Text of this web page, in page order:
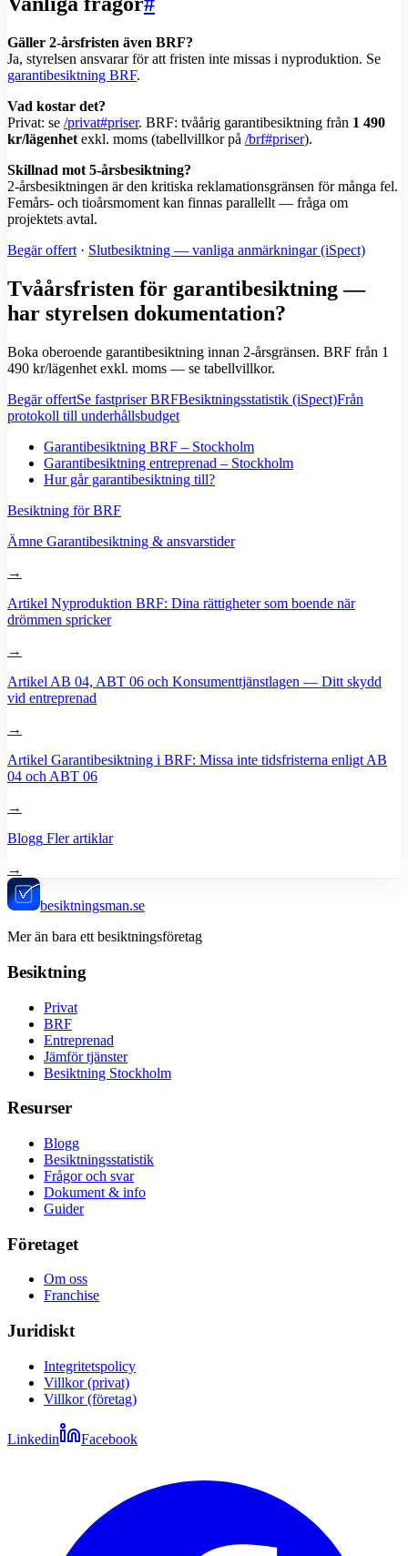
Gäller 2-årsfristen även BRF?
Ja, styrelsen ansvarar för att fristen inte missas i nyproduktion. Se
garantibesiktning BRF.
Vad kostar det?
Privat: se /privat#priser. BRF: tvåårig garantibesiktning från 1 490
kr/lägenhet exkl. moms (tabellvillkor på /brf#priser).
Skillnad mot 5-årsbesiktning?
2-årsbesiktningen är den kritiska reklamationsgränsen för många fel.
Femårs- och tioårsmoment kan finnas parallellt — fråga om
projektets avtal.
Begär offert · Slutbesiktning — vanliga anmärkningar (iSpect)
Tvåårsfristen för garantibesiktning —
har styrelsen dokumentation?
Boka oberoende garantibesiktning innan 2-årsgränsen. BRF från 1
490 kr/lägenhet exkl. moms — se tabellvillkor.
Begär offertSe fastpriser BRFBesiktningsstatistik (iSpect)Från
protokoll till underhållsbudget
Garantibesiktning BRF – Stockholm
Garantibesiktning entreprenad – Stockholm
Hur går garantibesiktning till?
Besiktning för BRF
Ämne Garantibesiktning & ansvarstider
→
Artikel Nyproduktion BRF: Dina rättigheter som boende när
drömmen spricker
→
Artikel AB 04, ABT 06 och Konsumenttjänstlagen — Ditt skydd
vid entreprenad
→
Artikel Garantibesiktning i BRF: Missa inte tidsfristerna enligt AB
04 och ABT 06
→
Blogg Fler artiklar
→
besiktningsman.se
Mer än bara ett besiktningsföretag
Besiktning
Privat
BRF
Entreprenad
Jämför tjänster
Besiktning Stockholm
Resurser
Blogg
Besiktningsstatistik
Frågor och svar
Dokument & info
Guider
Företaget
Om oss
Franchise
Juridiskt
Integritetspolicy
Villkor (privat)
Villkor (företag)
Linkedin Facebook